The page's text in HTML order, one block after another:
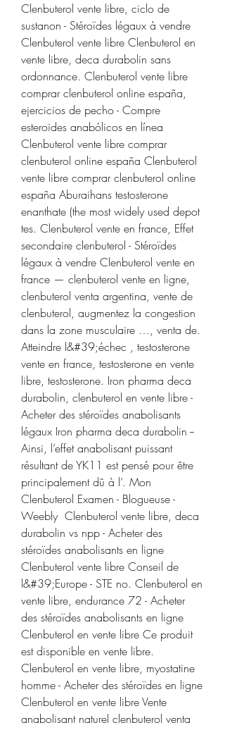
Clenbuterol vente libre, ciclo de
sustanon - Stéroïdes légaux à vendre
Clenbuterol vente libre Clenbuterol en
vente libre, deca durabolin sans
ordonnance. Clenbuterol vente libre
comprar clenbuterol online españa,
ejercicios de pecho - Compre
esteroides anabólicos en línea
Clenbuterol vente libre comprar
clenbuterol online españa Clenbuterol
vente libre comprar clenbuterol online
españa Aburaihans testosterone
enanthate (the most widely used depot
tes. Clenbuterol vente en france, Effet
secondaire clenbuterol - Stéroïdes
légaux à vendre Clenbuterol vente en
france — clenbuterol vente en ligne,
clenbuterol venta argentina, vente de
clenbuterol, augmentez la congestion
dans la zone musculaire …, venta de.
Atteindre l&#39;échec , testosterone
vente en france, testosterone en vente
libre, testosterone. Iron pharma deca
durabolin, clenbuterol en vente libre -
Acheter des stéroïdes anabolisants
légaux Iron pharma deca durabolin --
Ainsi, l’effet anabolisant puissant
résultant de YK11 est pensé pour être
principalement dû à l’. Mon
Clenbuterol Examen - Blogueuse -
Weebly  Clenbuterol vente libre, deca
durabolin vs npp - Acheter des
stéroïdes anabolisants en ligne
Clenbuterol vente libre Conseil de
l&#39;Europe - STE no. Clenbuterol en
vente libre, endurance 72 - Acheter
des stéroïdes anabolisants en ligne
Clenbuterol en vente libre Ce produit
est disponible en vente libre.
Clenbuterol en vente libre, myostatine
homme - Acheter des stéroïdes en ligne
Clenbuterol en vente libre Vente
anabolisant naturel clenbuterol venta